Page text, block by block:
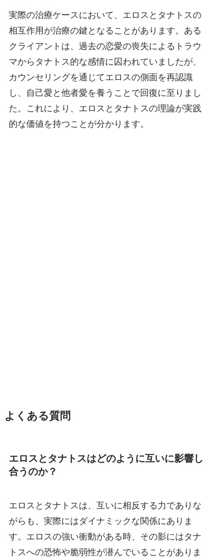
実際の治療ケースにおいて、エロスとタナトスの
相互作用が治療の鍵となることがあります。ある
クライアントは、過去の恋愛の喪失によるトラウ
マからタナトス的な感情に囚われていましたが、
カウンセリングを通じてエロスの側面を再認識
し、自己愛と他者愛を養うことで回復に至りまし
た。これにより、エロスとタナトスの理論が実践
的な価値を持つことが分かります。
よくある質問
エロスとタナトスはどのように互いに影響し
合うのか？
エロスとタナトスは、互いに相反する力でありな
がらも、実際にはダイナミックな関係にありま
す。エロスの強い衝動がある時、その影にはタナ
トスへの恐怖や脆弱性が潜んでいることがありま